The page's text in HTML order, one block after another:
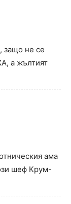
защо не се
а жълтият
ама
шеф Крум-